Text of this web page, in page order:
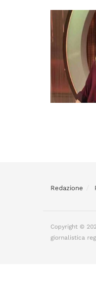
Redazione
Copyright ©
giornalistica